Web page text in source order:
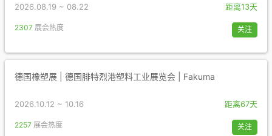
2026.08.19 ~ 08.22 距离13天
2307 展会热度 关注
德国橡塑展 | 德国腓特烈港塑料工业展览会 | Fakuma
2026.10.12 ~ 10.16 距离67天
2257 展会热度 关注